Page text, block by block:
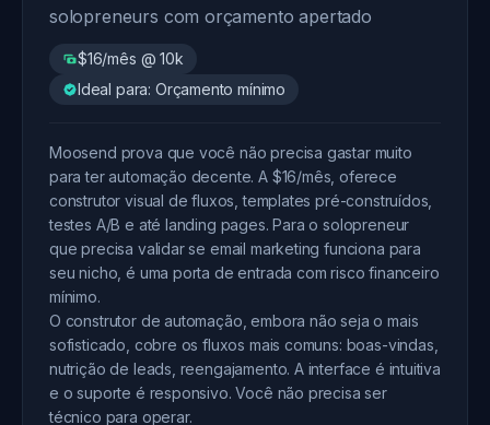
solopreneurs com orçamento apertado
$16/mês @ 10k
Ideal para: Orçamento mínimo
Moosend prova que você não precisa gastar muito
para ter automação decente. A $16/mês, oferece
construtor visual de fluxos, templates pré-construídos,
testes A/B e até landing pages. Para o solopreneur
que precisa validar se email marketing funciona para
seu nicho, é uma porta de entrada com risco financeiro
mínimo.
O construtor de automação, embora não seja o mais
sofisticado, cobre os fluxos mais comuns: boas-vindas,
nutrição de leads, reengajamento. A interface é intuitiva
e o suporte é responsivo. Você não precisa ser
técnico para operar.